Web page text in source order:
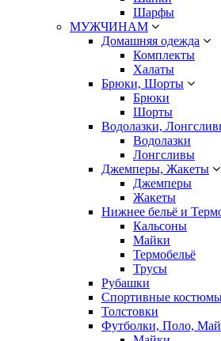
Шарфы
МУЖЧИНАМ
Домашняя одежда
Комплекты
Халаты
Брюки, Шорты
Брюки
Шорты
Водолазки,
Водолазки
Лонгсливы
Джемперы, Жакеты
Джемперы
Жакеты
Нижнее бельё и
Кальсоны
Майки
Термобельё
Трусы
Рубашки
Спортивные
Толстовки
Футболки, Поло,